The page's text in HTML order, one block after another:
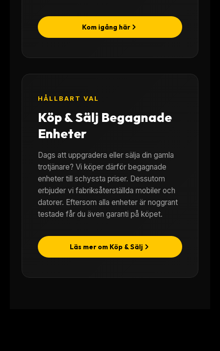
Kom igång här
HÅLLBART VAL
Köp & Sälj Begagnade
Enheter
Dags att uppgradera eller sälja din gamla
trotjänare? Vi köper därför begagnade
enheter till schyssta priser. Dessutom
erbjuder vi fabriksåterställda mobiler och
datorer. Eftersom alla enheter är noggrant
testade får du även garanti på köpet.
Läs mer om Köp & Sälj